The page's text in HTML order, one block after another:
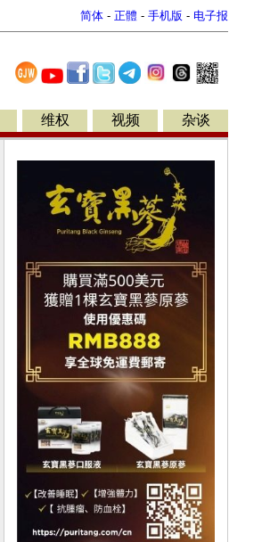
简体 - 正體 - 手机版 - 电子报
维权 视频 杂谈